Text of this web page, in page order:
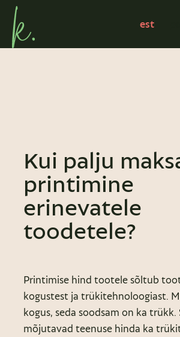
est
Kui palju
printimine
erinevatele
toodetele?
Printimise hind tootele sõltub
kogustest ja trükitehnoloogiast.
kogus, seda soodsam on ka trükk.
mõjutavad teenuse hinda ka